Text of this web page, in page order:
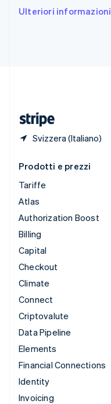
Ulteriori informazioni
Svizzera (Italiano)
EnglishEspañol简体中文
Prodotti e prezzi
Tariffe
Atlas
Authorization Boost
Billing
Capital
Checkout
Climate
Connect
Criptovalute
Data Pipeline
Elements
Financial Connections
Identity
Invoicing